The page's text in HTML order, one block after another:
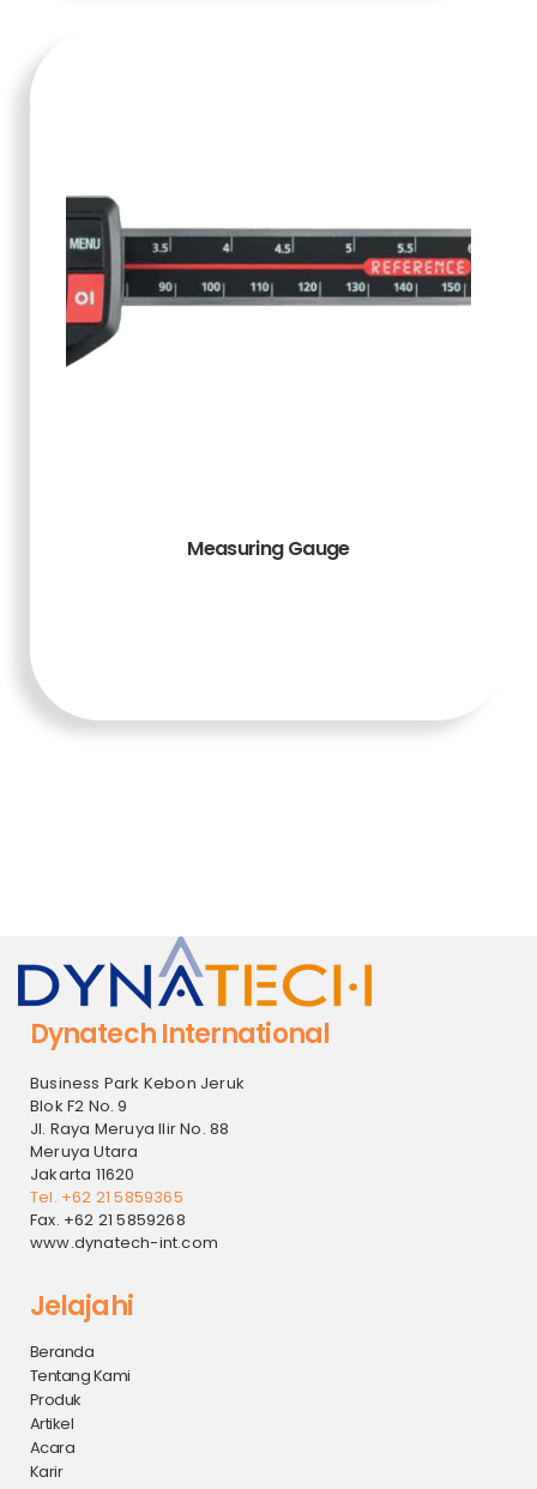
Measuring Gauge
Dynatech International
Business Park Kebon Jeruk
Blok F2 No. 9
Jl. Raya Meruya Ilir No. 88
Meruya Utara
Jakarta 11620
Tel. +62 21 5859365
Fax. +62 21 5859268
www.dynatech-int.com
Jelajahi
Beranda
Tentang Kami
Produk
Artikel
Acara
Karir